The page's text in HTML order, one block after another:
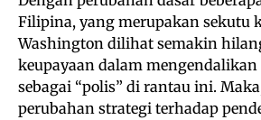
Filipina, yang merupakan sekutu
Washington dilihat semakin
keupayaan dalam mengendalikan
sebagai “polis” di rantau ini.
perubahan strategi terhadap